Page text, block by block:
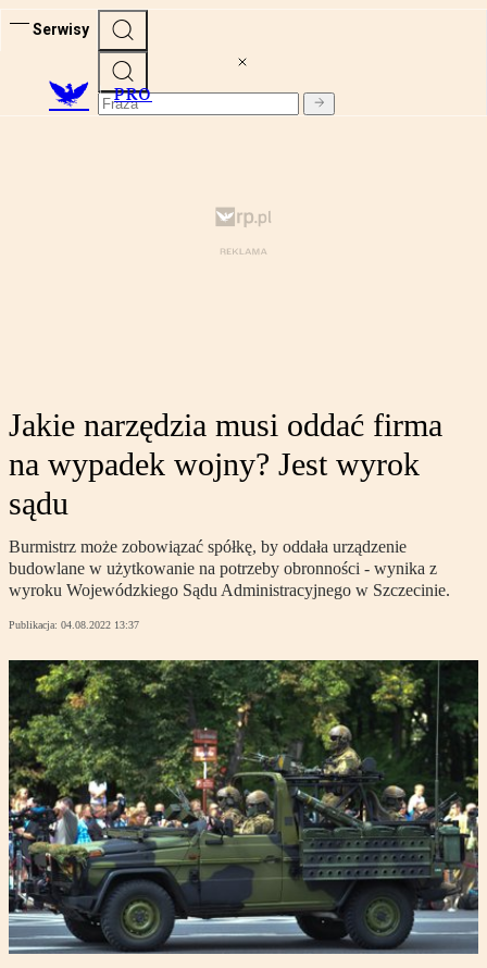
Serwisy
PRO
Jakie narzędzia musi oddać firma
na wypadek wojny? Jest wyrok
sądu
Burmistrz może zobowiązać spółkę, by oddała urządzenie
budowlane w użytkowanie na potrzeby obronności - wynika z
wyroku Wojewódzkiego Sądu Administracyjnego w Szczecinie.
Publikacja: 04.08.2022 13:37